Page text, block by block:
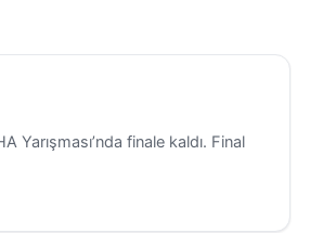
Yarışması’nda finale kaldı. Final